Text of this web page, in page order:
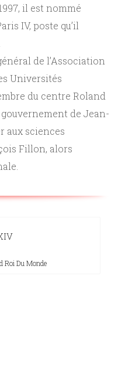
il est nommé
IV, poste qu’il
de l’Association
Universités
du centre Roland
de Jean-
aux sciences
Fillon, alors
Roi Du Monde